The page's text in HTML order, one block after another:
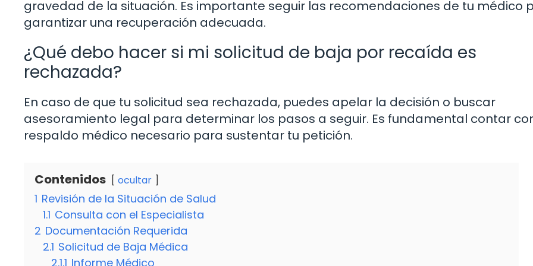
gravedad de la situación. Es importante seguir las recomendaciones de tu médico
garantizar una recuperación adecuada.
¿Qué debo hacer si mi solicitud de baja por recaída es
rechazada?
En caso de que tu solicitud sea rechazada, puedes apelar la decisión o buscar
asesoramiento legal para determinar los pasos a seguir. Es fundamental contar
respaldo médico necesario para sustentar tu petición.
Contenidos ocultar
1 Revisión de la Situación de Salud
1.1 Consulta con el Especialista
2 Documentación Requerida
2.1 Solicitud de Baja Médica
2.1.1 Informe Médico